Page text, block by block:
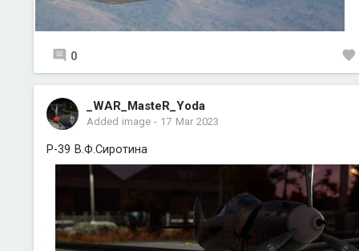
0
_WAR_MasteR_Yoda
Added image- 17 Mar 2023
P-39 В.Ф.Сиротина